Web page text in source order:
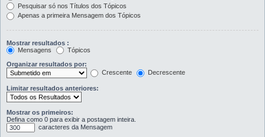
Pesquisar só nos Títulos dos Tópicos
Apenas a primeira Mensagem dos Tópicos
Mostrar resultados :
Mensagens
Tópicos
Organizar resultados por:
Crescente
Decrescente
Limitar resultados anteriores:
Mostrar os primeiros:
Defina como 0 para exibir a postagem inteira.
caracteres da Mensagem